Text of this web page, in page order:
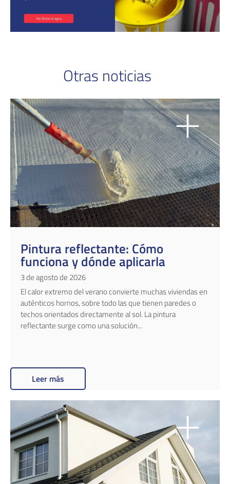
Otras noticias
Pintura reflectante: Cómo
funciona y dónde aplicarla
3 de agosto de 2026
El calor extremo del verano convierte muchas viviendas en
auténticos hornos, sobre todo las que tienen paredes o
techos orientados directamente al sol. La pintura
reflectante surge como una solución...
Leer más